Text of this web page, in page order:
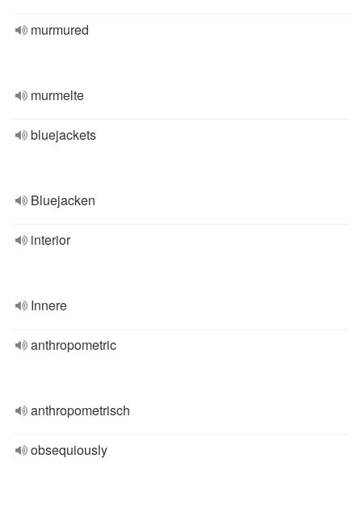
murmured
murmelte
bluejackets
Bluejacken
interior
Innere
anthropometric
anthropometrisch
obsequiously